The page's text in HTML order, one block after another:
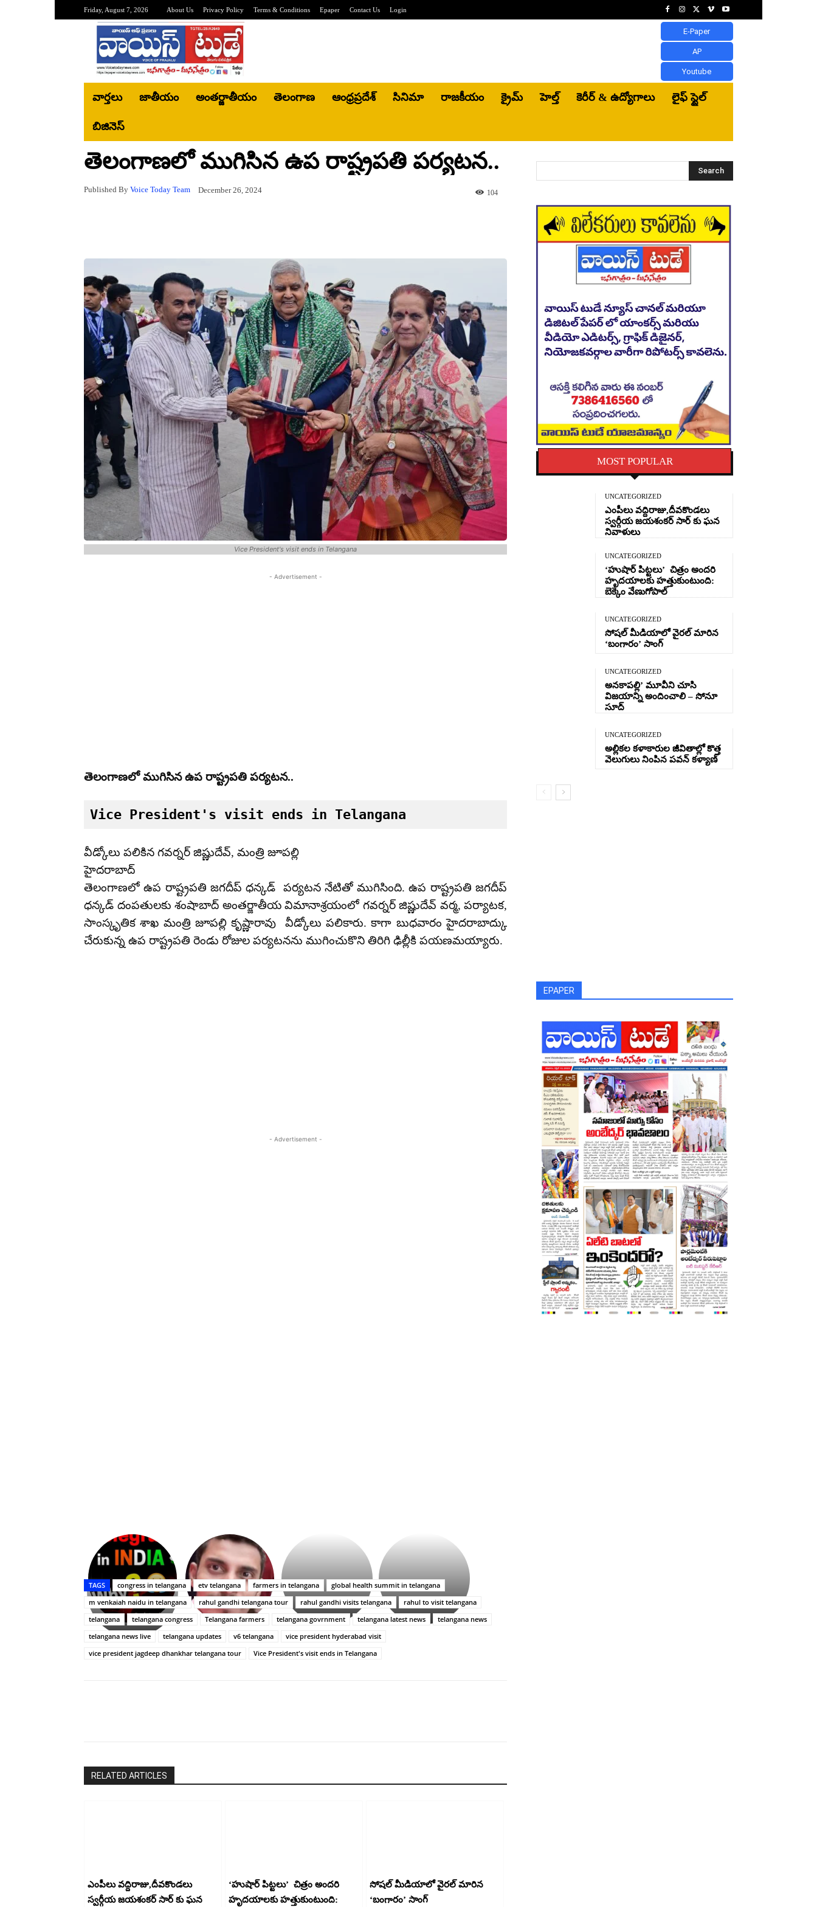
Friday, August 7, 2026 About Us Privacy Policy Terms & Conditions Epaper Contact Us Login
E-Paper
AP
Youtube
వార్తలు జాతీయం అంతర్జాతీయం తెలంగాణ ఆంధ్రప్రదేశ్ సినిమా రాజకీయం క్రైమ్ హెల్త్‌ కెరీర్ & ఉద్యోగాలు లైఫ్ స్టైల్
బిజినెస్‌
తెలంగాణలో ముగిసిన ఉప రాష్ట్రపతి పర్యటన..
Published By Voice Today Team December 26, 2024 104
Vice President's visit ends in Telangana
- Advertisement -
తెలంగాణలో ముగిసిన ఉప రాష్ట్రపతి పర్యటన..
Vice President's visit ends in Telangana
వీడ్కోలు పలికిన గవర్నర్ జిష్ణుదేవ్, మంత్రి జూపల్లి
హైదరాబాద్
తెలంగాణలో ఉప రాష్ట్రపతి జగదీప్ ధన్కడ్ పర్యటన నేటితో ముగిసింది. ఉప రాష్ట్రపతి జగదీప్
ధన్కడ్ దంపతులకు శంషాబాద్ అంతర్జాతీయ విమానాశ్రయంలో గవర్నర్ జిష్ణుదేవ్ వర్మ, పర్యాటక,
సాంస్కృతిక శాఖ మంత్రి జూపల్లి కృష్ణారావు వీడ్కోలు పలికారు. కాగా బుధవారం హైదరాబాద్కు
చేరుకున్న ఉప రాష్ట్రపతి రెండు రోజుల పర్యటనను ముగించుకొని తిరిగి ఢిల్లీకి పయణమయ్యారు.
- Advertisement -
ప్రసాదం
తీర్థం..తులసీదళం
లేకుండా
అసంపూర్ణం
సినిమాతో
పాన్
ఇండియా
స్టార్
హీరోయిన్‏గా
శ్రీనిధి
Upasana:
భర్తపై
రివెంజ్
తీర్చుకున్న
ఉపాసన..
పాపం
రామ్
చరణ్
TAGS congress in telangana etv telangana farmers in telangana
global health summit in telangana
m venkaiah naidu in telangana
rahul gandhi telangana tour rahul gandhi visits telangana
rahul to visit telangana
telangana
telangana congress Telangana farmers telangana govrnment telangana latest news
telangana news
telangana news live
telangana updates v6 telangana
vice president hyderabad visit
vice president jagdeep dhankhar telangana tour
Vice President's visit ends in Telangana
RELATED ARTICLES
ఎంపీలు వద్దిరాజు,దీవకొండలు
స్వర్గీయ జయశంకర్ సార్ కు ఘన
‘హుషార్‌ పిట్టలు’ చిత్రం అందరి
హృదయాలకు హత్తుకుంటుంది:
సోషల్ మీడియాలో వైరల్ మారిన
‘బంగారం’ సాంగ్
Search
MOST POPULAR
UNCATEGORIZED
ఎంపీలు వద్దిరాజు,దీవకొండలు
స్వర్గీయ జయశంకర్ సార్ కు ఘన
నివాళులు
UNCATEGORIZED
‘హుషార్‌ పిట్టలు’ చిత్రం అందరి
హృదయాలకు హత్తుకుంటుంది:
బెక్కెం వేణుగోపాల్‌
UNCATEGORIZED
సోషల్ మీడియాలో వైరల్ మారిన
‘బంగారం’ సాంగ్
UNCATEGORIZED
అనకాపల్లి’ మూవీని చూసి
విజయాన్ని అందించాలి – సోనూ
సూద్
UNCATEGORIZED
అల్లికల కళాకారుల జీవితాల్లో కొత్త
వెలుగులు నింపిన పవన్ కళ్యాణ్
EPAPER